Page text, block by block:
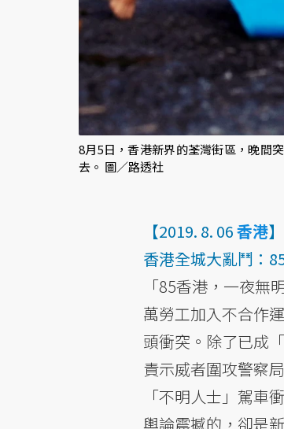
8月5日，香港新界的荃灣街區，晚間
去。 圖／路透社
【2019. 8. 06香港】
香港全城大亂鬥：
「85香港，一夜
萬勞工加入不合作
頭衝突。除了已成
責示威者圍攻警察
「不明人士」駕
輿論震撼的，卻是